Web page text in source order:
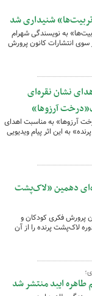
شنیداری شد
به نویسندگی شهرام
سوی انتشارات کانون پرورش
نشان نقره‌ای
آرزوها»
آرزوها» به مناسبت اهدای
به این اثر پیام ویدیویی
دهمین «لاک‌پشت
پرورش فکری کودکان و
لاک‌پشت پرنده را از آن
طاهره ایبد منتشر شد